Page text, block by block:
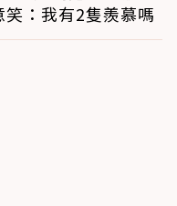
笑：我有2隻羨慕嗎